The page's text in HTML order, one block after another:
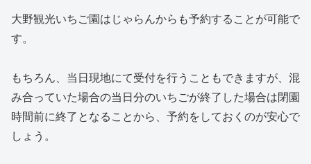
大野観光いちご園はじゃらんからも予約することが可能で
す。
もちろん、当日現地にて受付を行うこともできますが、混
み合っていた場合の当日分のいちごが終了した場合は閉園
時間前に終了となることから、予約をしておくのが安心で
しょう。